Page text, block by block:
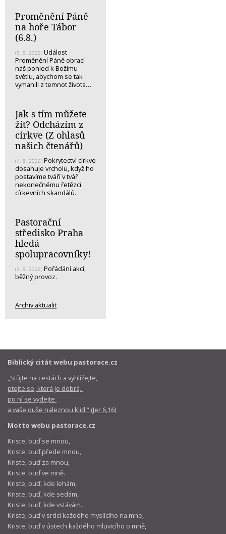
Proměnění Páně
na hoře Tábor
(6.8.)
(5. 8. 2026) Událost
Proměnění Páně obrací
náš pohled k Božímu
světlu, abychom se tak
vymanili z temnot života…
Jak s tím můžete
žít? Odcházím z
církve (Z ohlasů
našich čtenářů)
(4. 8. 2026) Pokrytectví církve
dosahuje vrcholu, když ho
postavíme tváří v tvář
nekonečnému řetězci
církevních skandálů.
Pastorační
středisko Praha
hledá
spolupracovníky!
(3. 8. 2026) Pořádání akcí,
běžný provoz.
Archiv aktualit
Biblický citát webu pastorace.cz
„Stůjte na cestách a vyhlížejte,
ptejte se, která je dobrá,
po ní se vydejte
a vaše duše naleznou klid.“ (Jer 6,16)
Motto webu pastorace.cz
Kriste, buď se mnou,
Kriste, buď přede mnou,
Kriste, buď za mnou,
Kriste, buď ve mně.
Kriste, buď, kde lehám,
Kriste, buď, kde sedám,
Kriste, buď, kde vstávám.
Kriste, buď v srdci každého myslícího na mne,
Kriste, buď v ústech každého mluvicího o mně,